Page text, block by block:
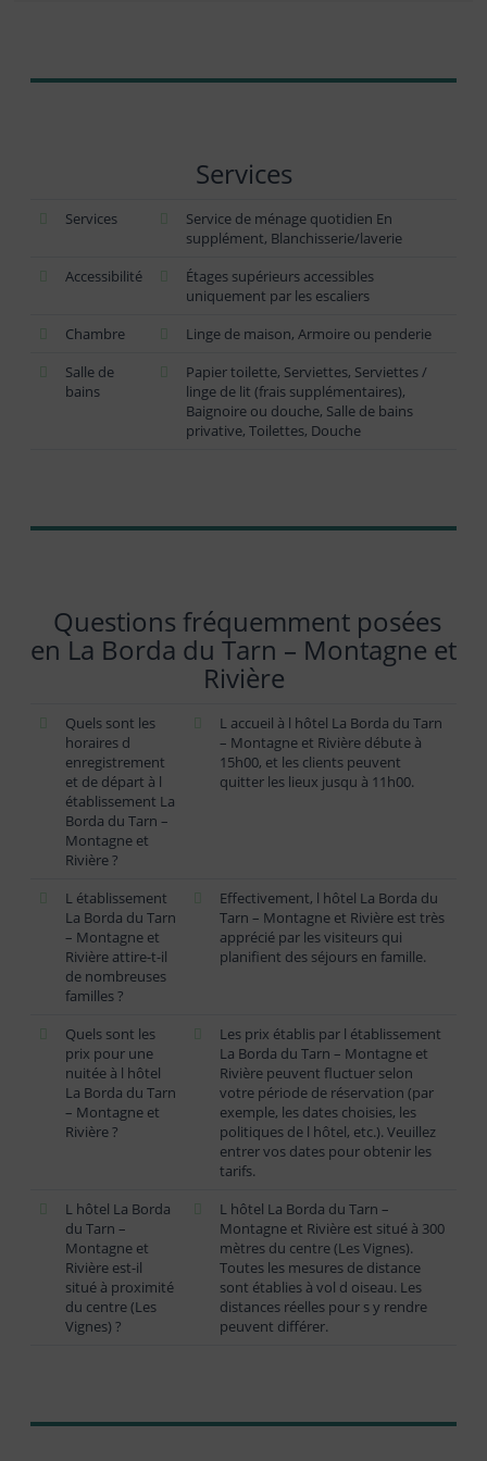
Services
Services
Service de ménage quotidien En
supplément, Blanchisserie/laverie
Accessibilité
Étages supérieurs accessibles
uniquement par les escaliers
Chambre
Linge de maison, Armoire ou penderie
Salle de
bains
Papier toilette, Serviettes, Serviettes /
linge de lit (frais supplémentaires),
Baignoire ou douche, Salle de bains
privative, Toilettes, Douche
Questions fréquemment posées
en La Borda du Tarn – Montagne et
Rivière
Quels sont les
horaires d
enregistrement
et de départ à l
établissement La
Borda du Tarn –
Montagne et
Rivière ?
L accueil à l hôtel La Borda du Tarn
– Montagne et Rivière débute à
15h00, et les clients peuvent
quitter les lieux jusqu à 11h00.
L établissement
La Borda du Tarn
– Montagne et
Rivière attire-t-il
de nombreuses
familles ?
Effectivement, l hôtel La Borda du
Tarn – Montagne et Rivière est très
apprécié par les visiteurs qui
planifient des séjours en famille.
Quels sont les
prix pour une
nuitée à l hôtel
La Borda du Tarn
– Montagne et
Rivière ?
Les prix établis par l établissement
La Borda du Tarn – Montagne et
Rivière peuvent fluctuer selon
votre période de réservation (par
exemple, les dates choisies, les
politiques de l hôtel, etc.). Veuillez
entrer vos dates pour obtenir les
tarifs.
L hôtel La Borda
du Tarn –
Montagne et
Rivière est-il
situé à proximité
du centre (Les
Vignes) ?
L hôtel La Borda du Tarn –
Montagne et Rivière est situé à 300
mètres du centre (Les Vignes).
Toutes les mesures de distance
sont établies à vol d oiseau. Les
distances réelles pour s y rendre
peuvent différer.